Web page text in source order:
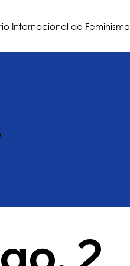
Internacional do Feminismo